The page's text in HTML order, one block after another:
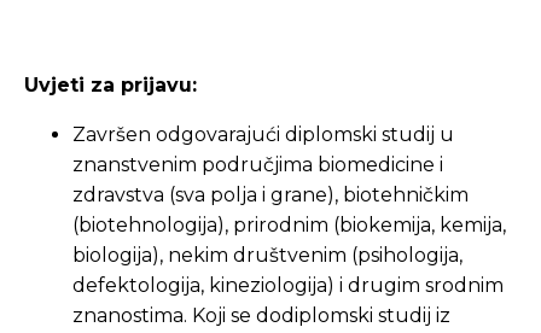
Uvjeti za prijavu:
Završen odgovarajući diplomski studij u
znanstvenim područjima biomedicine i
zdravstva (sva polja i grane), biotehničkim
(biotehnologija), prirodnim (biokemija, kemija,
biologija), nekim društvenim (psihologija,
defektologija, kineziologija) i drugim srodnim
znanostima. Koji se dodiplomski studij iz